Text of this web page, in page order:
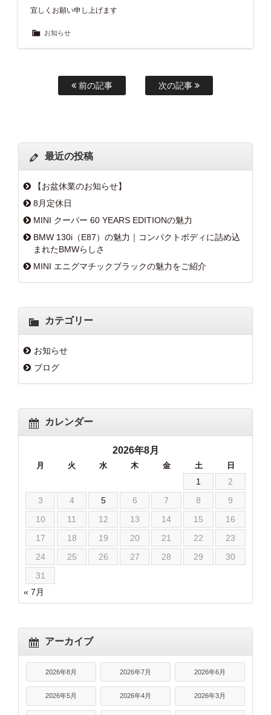
宜しくお願い申し上げます
お知らせ
前の記事 次の記事
最近の投稿
【お盆休業のお知らせ】
8月定休日
MINI クーパー 60 YEARS EDITIONの魅力
BMW 130i（E87）の魅力｜コンパクトボディに詰め込
まれたBMWらしさ
MINI エニグマチックブラックの魅力をご紹介
カテゴリー
お知らせ
ブログ
カレンダー
2026年8月
月 火 水 木 金 土 日
1
2
3
4 5 6 7 8
9
10
11 12 13 14 15
16
17
18 19 20 21 22
23
24
25 26 27 28 29
30
31
« 7月
アーカイブ
2026年8月 2026年7月 2026年6月
2026年5月 2026年4月 2026年3月